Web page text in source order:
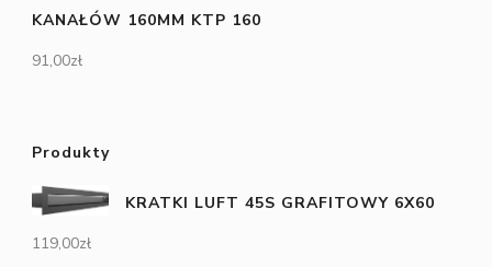
KANAŁÓW 160MM KTP 160
91,00zł
Produkty
KRATKI LUFT 45S GRAFITOWY 6X60
119,00zł